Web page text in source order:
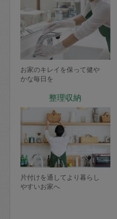
お家のキレイを保って健や
かな毎日を
整理収納
片付けを通してより暮らし
やすいお家へ